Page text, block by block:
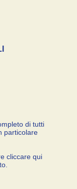
di tutti
particolare
cliccare qui